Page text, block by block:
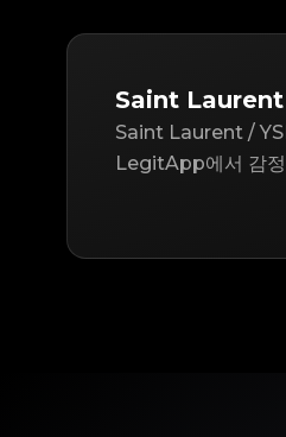
Saint Laurent
Saint Laurent /
LegitApp에서 감정